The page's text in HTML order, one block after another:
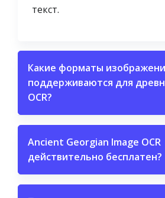
текст.
Какие форматы
поддерживаются для
OCR?
Ancient Georgian Image OCR
действительно бесплатен?